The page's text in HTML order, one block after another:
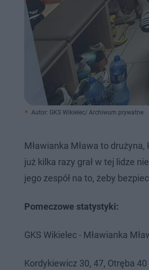
Autor: GKS Wikielec/ Archiwum prywatne
Mławianka Mława to
już kilka razy grał w tej lidze
jego zespół na to, żeby
Pomeczowe statystyki:
GKS Wikielec - Mławianka
Kordykiewicz 30, 47, Otręba 40